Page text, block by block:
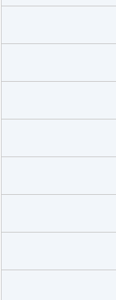
東山代町
松浦町
松島町
松島町
南波多町
山代町